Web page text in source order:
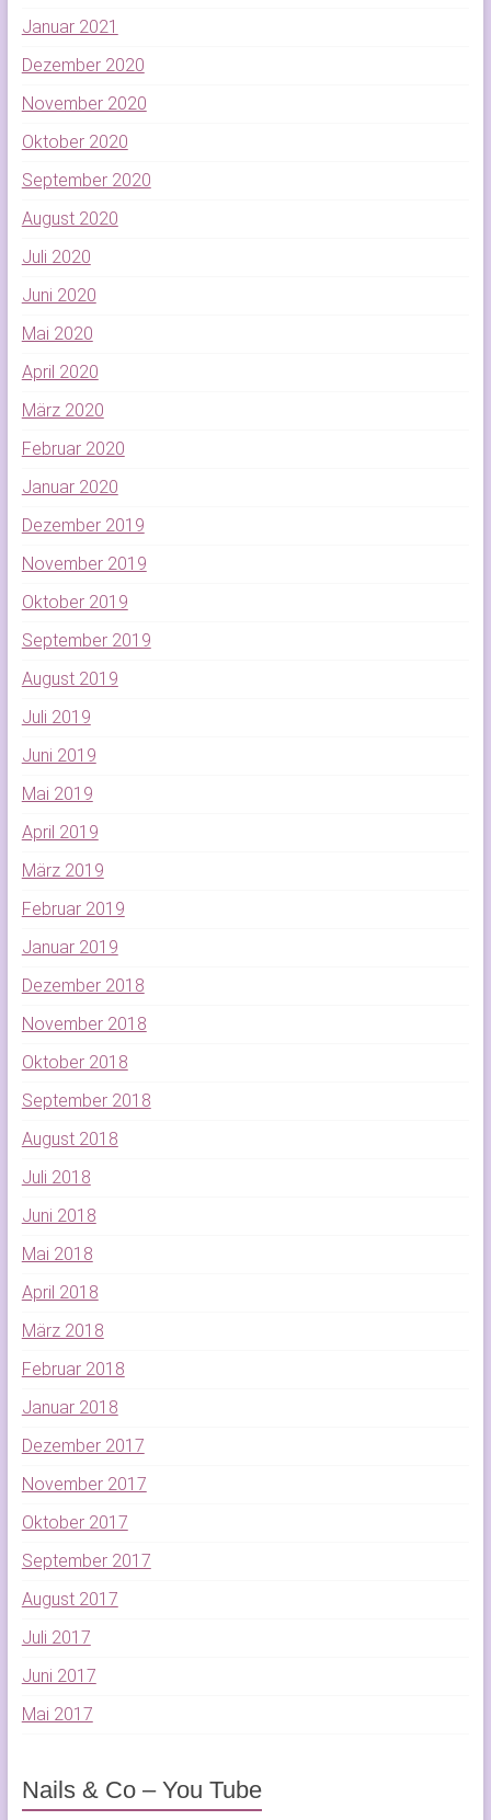
Januar 2021
Dezember 2020
November 2020
Oktober 2020
September 2020
August 2020
Juli 2020
Juni 2020
Mai 2020
April 2020
März 2020
Februar 2020
Januar 2020
Dezember 2019
November 2019
Oktober 2019
September 2019
August 2019
Juli 2019
Juni 2019
Mai 2019
April 2019
März 2019
Februar 2019
Januar 2019
Dezember 2018
November 2018
Oktober 2018
September 2018
August 2018
Juli 2018
Juni 2018
Mai 2018
April 2018
März 2018
Februar 2018
Januar 2018
Dezember 2017
November 2017
Oktober 2017
September 2017
August 2017
Juli 2017
Juni 2017
Mai 2017
Nails & Co – You Tube